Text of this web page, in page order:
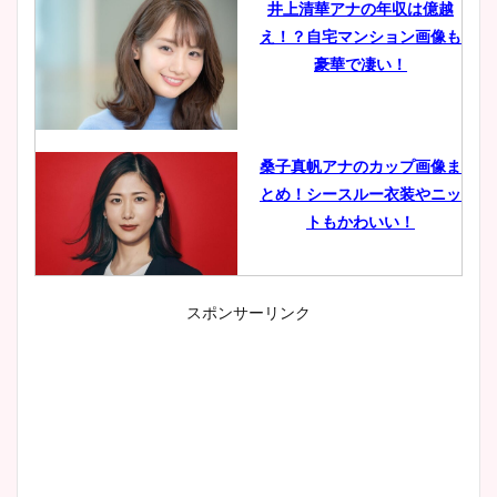
井上清華アナの年収は億越
え！？自宅マンション画像も
豪華で凄い！
桑子真帆アナのカップ画像ま
とめ！シースルー衣装やニッ
トもかわいい！
小室瑛莉子のカップ画像まと
スポンサーリンク